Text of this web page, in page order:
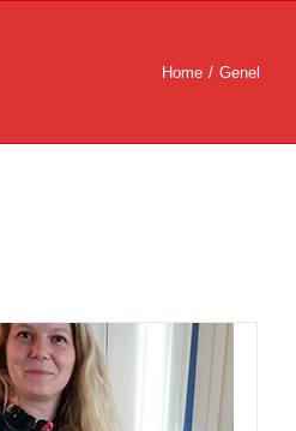
Home / Genel